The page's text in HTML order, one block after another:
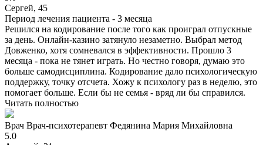
Сергей, 45
Период лечения пациента - 3 месяца
Решился на кодирование после того как проиграл отпускные
за день. Онлайн-казино затянуло незаметно. Выбрал метод
Довженко, хотя сомневался в эффективности. Прошло 3
месяца - пока не тянет играть. Но честно говоря, думаю это
больше самодисциплина. Кодирование дало психологическую
поддержку, точку отсчета. Хожу к психологу раз в неделю, это
помогает больше. Если бы не семья - вряд ли бы справился.
Читать полностью
Врач Врач-психотерапевт Федянина Мария Михайловна
5.0